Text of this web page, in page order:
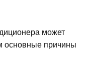
может
основные причины